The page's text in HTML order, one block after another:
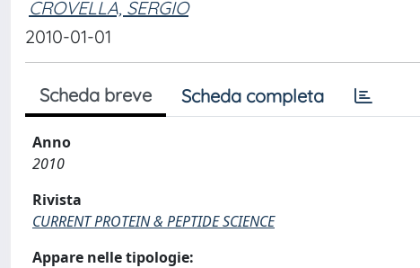
CROVELLA, SERGIO
2010-01-01
Scheda breve Scheda completa
Anno
2010
Rivista
CURRENT PROTEIN & PEPTIDE SCIENCE
Appare nelle tipologie: